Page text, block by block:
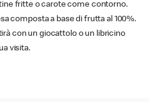
fritte o carote come contorno.
composta a base di frutta al 100%.
con un giocattolo o un libricino
visita.